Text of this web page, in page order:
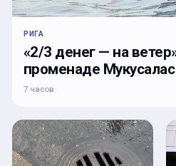
РИГА
«2/3 денег — на
променаде
7 часов